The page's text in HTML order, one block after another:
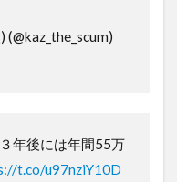
年後には年間55万
t.co/u97nziY10D